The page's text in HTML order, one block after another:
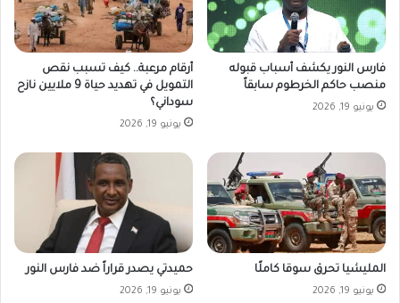
فارس النور يكشف أسباب قبوله
منصب حاكم الخرطوم سابقاً
يونيو 19, 2026
أرقام مرعبة.. كيف تسبب نقص
التمويل في تهديد حياة 9 ملايين نازح
سوداني؟
يونيو 19, 2026
المليشيا تحرق سوقا كاملًا
يونيو 19, 2026
حميدتي يصدر قراراً ضد فارس النور
يونيو 19, 2026